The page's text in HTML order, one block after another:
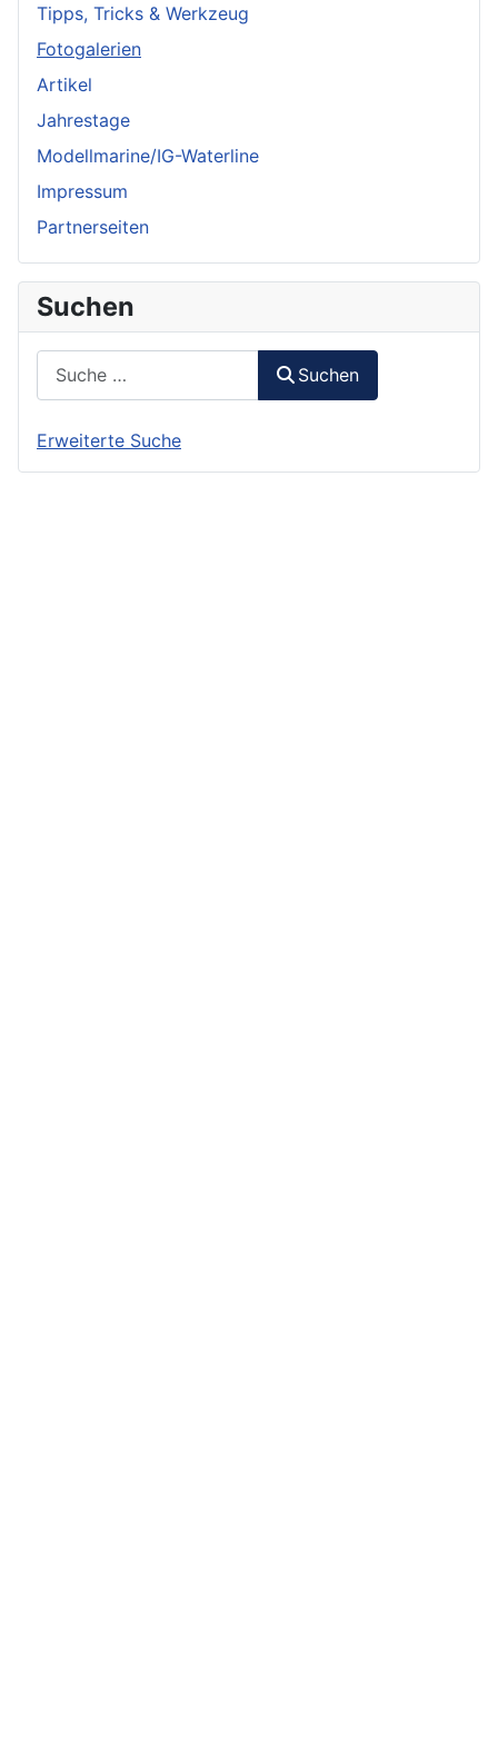
Tipps, Tricks & Werkzeug
Fotogalerien
Artikel
Jahrestage
Modellmarine/IG-Waterline
Impressum
Partnerseiten
Suchen
Suchen
Erweiterte Suche